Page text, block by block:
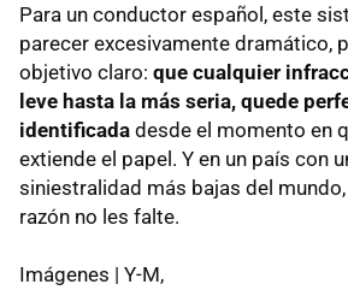
Para un conductor español, este
parecer excesivamente dramático,
objetivo claro: que cualquier
leve hasta la más seria, quede
identificada desde el momento en
extiende el papel. Y en un país con
siniestralidad más bajas del
razón no les falte.
Imágenes | Y-M,